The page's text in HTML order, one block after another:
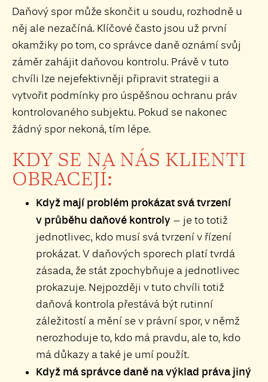
Daňový spor může skončit u soudu, rozhodně u
něj ale nezačíná. Klíčové často jsou už první
okamžiky po tom, co správce daně oznámí svůj
záměr zahájit daňovou kontrolu. Právě v tuto
chvíli lze nejefektivněji připravit strategii a
vytvořit podmínky pro úspěšnou ochranu práv
kontrolovaného subjektu. Pokud se nakonec
žádný spor nekoná, tím lépe.
KDY SE NA NÁS KLIENTI
OBRACEJÍ:
Když mají problém prokázat svá tvrzení
v průběhu daňové kontroly – je to totiž
jednotlivec, kdo musí svá tvrzení v řízení
prokázat. V daňových sporech platí tvrdá
zásada, že stát zpochybňuje a jednotlivec
prokazuje. Nejpozději v tuto chvíli totiž
daňová kontrola přestává být rutinní
záležitostí a mění se v právní spor, v němž
nerozhoduje to, kdo má pravdu, ale to, kdo
má důkazy a také je umí použít.
Když má správce daně na výklad práva jiný